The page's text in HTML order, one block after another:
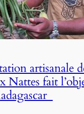
artisanale
Nattes fait